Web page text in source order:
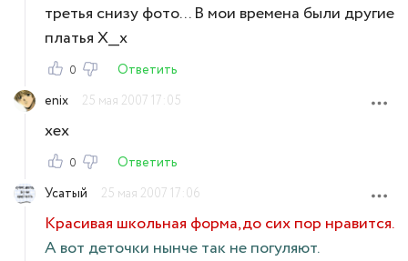
третья снизу фото... В мои времена были другие
платья Х__х
0
Ответить
enix
25 мая 2007 17:05
хех
0
Ответить
Усатый
25 мая 2007 17:06
Красивая школьная форма,до сих пор нравится.
А вот деточки нынче так не погуляют.